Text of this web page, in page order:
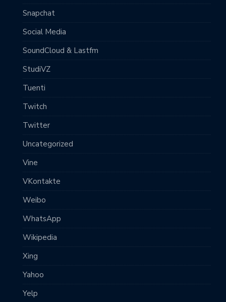
Snapchat
Social Media
SoundCloud & Lastfm
StudiVZ
Tuenti
Twitch
Twitter
Uncategorized
Vine
VKontakte
Weibo
WhatsApp
Wikipedia
Xing
Yahoo
Yelp